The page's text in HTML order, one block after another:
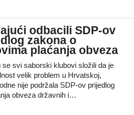
odbacili SDP-ov
zakona o
plaćanja obveza
se svi saborski klubovi složili da je
velik problem u Hrvatskoj,
nije podržala SDP-ov prijedlog
obveza državnih i…